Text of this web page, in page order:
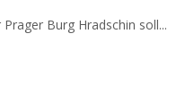
Burg Hradschin soll...